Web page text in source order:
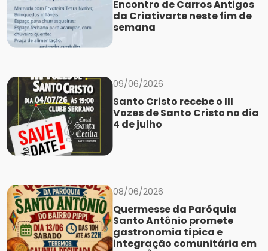
Encontro de Carros Antigos
da Criativarte neste fim de
semana
09/06/2026
Santo Cristo recebe o III
Vozes de Santo Cristo no dia
4 de julho
08/06/2026
Quermesse da Paróquia
Santo Antônio promete
gastronomia típica e
integração comunitária em